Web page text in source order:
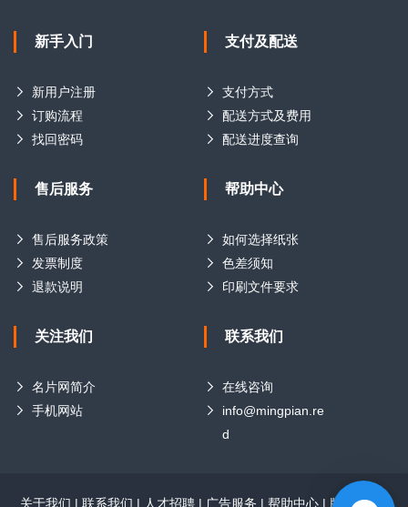
新手入门
新用户注册
订购流程
找回密码
支付及配送
支付方式
配送方式及费用
配送进度查询
售后服务
售后服务政策
发票制度
退款说明
帮助中心
如何选择纸张
色差须知
印刷文件要求
关注我们
名片网简介
手机网站
联系我们
在线咨询
info@mingpian.re
d
关于我们 | 联系我们 | 人才招聘 | 广告服务 | 帮助中心 | 版权声明